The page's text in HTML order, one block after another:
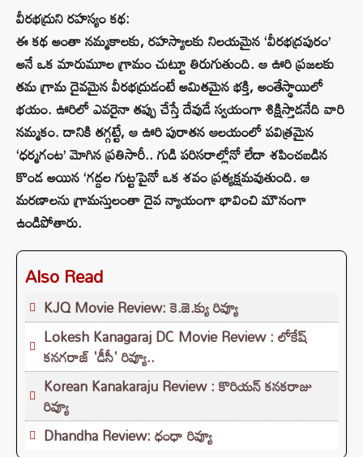
వీరభద్రుని రహస్యం కథ:
ఈ కథ అంతా నమ్మకాలకు, రహస్యాలకు నిలయమైన ‘వీరభద్రపురం’
అనే ఒక మారుమూల గ్రామం చుట్టూ తిరుగుతుంది. ఆ ఊరి ప్రజలకు
తమ గ్రామ దైవమైన వీరభద్రుడంటే అమితమైన భక్తి, అంతేస్థాయిలో
భయం. ఊరిలో ఎవరైనా తప్పు చేస్తే దేవుడే స్వయంగా శిక్షిస్తాడనేది వారి
నమ్మకం. దానికి తగ్గట్టే, ఆ ఊరి పురాతన ఆలయంలో పవిత్రమైన
‘ధర్మగంట’ మోగిన ప్రతిసారీ.. గుడి పరిసరాల్లోనో లేదా శపించబడిన
కొండ అయిన ‘గద్దల గుట్ట’పైనో ఒక శవం ప్రత్యక్షమవుతుంది. ఆ
మరణాలను గ్రామస్తులంతా దైవ న్యాయంగా భావించి మౌనంగా
ఉండిపోతారు.
Also Read
KJQ Movie Review: కె.జె.క్యు రివ్యూ
Lokesh Kanagaraj DC Movie Review : లోకేష్
కనగరాజ్ 'డీసీ' రివ్యూ..
Korean Kanakaraju Review : కొరియన్ కనకరాజు
రివ్యూ
Dhandha Review: ధంధా రివ్యూ